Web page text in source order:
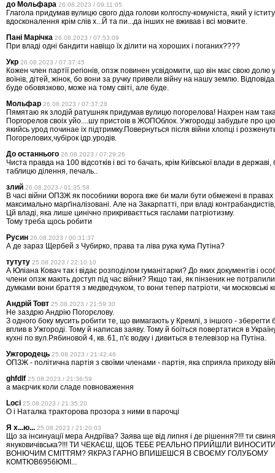
до Мольфара 26.08.2023 / 09:11:05
Глагола придумав вулицю свого діда голови колгоспу-комуніста, який у
вдосконалення крім слів х...Й та пи...да інших не вживав і всі мовчите.
Пані Марічка 26.08.2023 / 07:53:09
При владі одні бандити навіщо їх ділити на хороших і поганих????
Укр 26.08.2023 / 07:37:45
Кожен член партії регіонів, опзж повинен усвідомити, що він має свою
воїнів, дітей, жінок, бо вони за ручку привели війну на нашу землю.
буде обовязково, може на тому світі, але буде.
Мольфар 26.08.2023 / 07:37:28
Пямятаю як злодiй ратушняк придумав вулицю погорелова! Нахрен нам
Поргорелов своiх уйо....шу пристоiв в ЖОПОблок. Ужгородцi забудьте про
якийсь урод починае iх пiдтримку.Повернуться пiсля вiйни хлопцi i
Погорелових,чубiрок iдр.уродiв.
До останнього 26.08.2023 / 07:29:26
Чиста правда на 100 відсотків і всі то бачать, крім Київської влади в
таблицю ділення, печаль..
злий 26.08.2023 / 01:35:58
В часі війни ОПЗЖ як пособники ворога вже би мали бути обмежені в правах
максимально марґіналізовані. Але на Закарпатті, при владі
Цй владі, яка лише цинічно прикриваєтться гаслами патріотизму.
Тому треба щось робити
Русин 26.08.2023 / 00:31:37
А де зараз Щербей з Чубирко, права та ліва рука кума Путіна?
тутуту 25.08.2023 / 22:10:10
А Юліана Ковач так і відає розподілом гуманітарки? До яких документів і
члени опзж мають доступ під час війни? Якщо такі, як пінзеник не
думками вони браття з медведчуком, то вони тепер патріоти, чи московські
Андрій Товт 25.08.2023 / 21:59:30
Не заздрю Андрію Погорєлову.
З одного боку мусить робити те, що вимагають у Кремлі, з іншого - зберегти
вплив в Ужгороді. Тому й написав заяву. Тому й боїться повертатися в
кухні по вул.Рябиновой 4, кв. 61, п'є водку і дивиться в телевізор на Путіна.
Ужгородець 25.08.2023 / 21:42:46
ОПЗЖ - політична партія з своїми членами - партія, яка сприяла приходу
ghfdlf 25.08.2023 / 21:36:59
а маєрчик коли сладе повноваження
Loci 25.08.2023 / 21:35:20
О і Наталка тракторова прозора з ними в парочці
Я х...ю... 25.08.2023 / 21:20:03
Що за інсинуації мера Андріїва? Заява ще від липня і де рішення?!!! ти свиня
януковичівська?!!! ТИ ЧЕКАЄШ, ЩОБ ТЕБЕ РЕАЛЬНО ПРИЙШЛИ
ВОНЮЧИМ СМІТТЯМ? ЯКРАЗ ГАРНО ВПИШЕШСЯ В СВОЄМУ ГОЛУБОМУ
КОМТЮВ6956ЮМІ...